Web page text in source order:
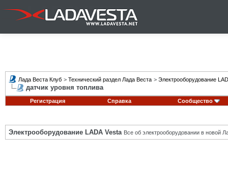
Лада Веста Клуб > Технический раздел Лада Веста > Электрооборудование
датчик уровня топлива
Регистрация Справка Сообщество
Электрооборудование LADA Vesta Все об электрооборудовании в новой